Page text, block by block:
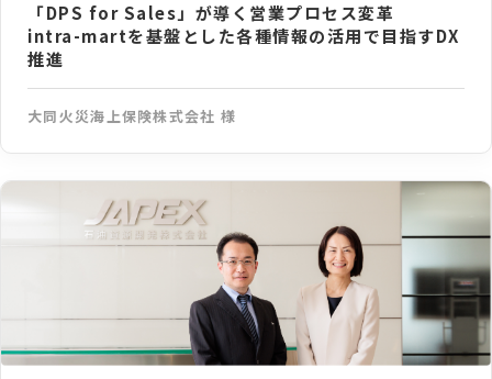
「DPS for Sales」が導く営業プロセス変革
intra-martを基盤とした各種情報の活用で目指すDX
推進
大同火災海上保険株式会社 様